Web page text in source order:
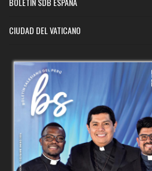
CIUDAD DEL VATICANO